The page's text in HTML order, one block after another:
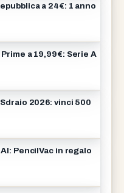
a 24€: 1 anno
Prime a 19,99€: Serie A
2026: vinci 500
PencilVac in regalo